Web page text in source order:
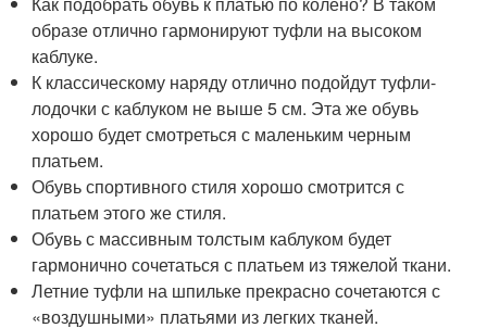
образе отлично гармонируют туфли на высоком
каблуке.
К классическому наряду отлично подойдут туфли-
лодочки с каблуком не выше 5 см. Эта же обувь
хорошо будет смотреться с маленьким черным
платьем.
Обувь спортивного стиля хорошо смотрится с
платьем этого же стиля.
Обувь с массивным толстым каблуком будет
гармонично сочетаться с платьем из тяжелой ткани.
Летние туфли на шпильке прекрасно сочетаются с
«воздушными» платьями из легких тканей.